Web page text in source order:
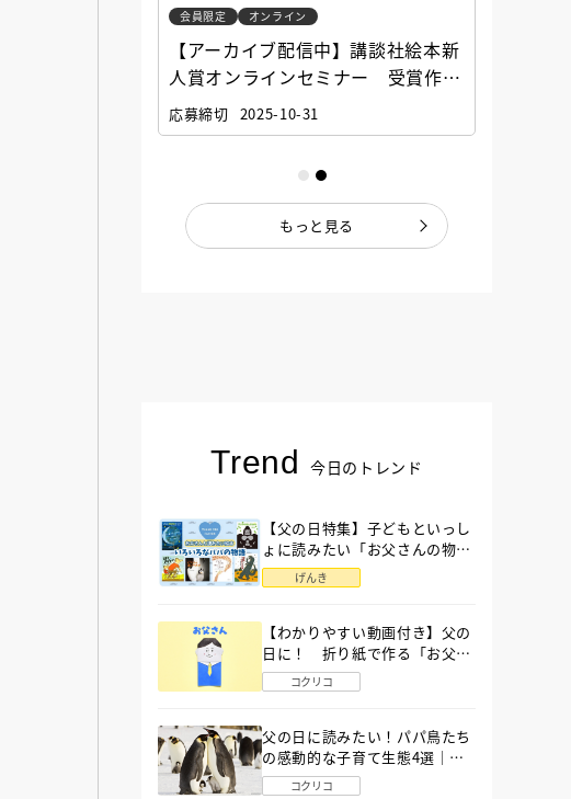
会員限定 オンライン
【アーカイブ配信中】講談社絵本新
人賞オンラインセミナー 受賞作家
と担当編集者が語る「絵本創作実践
講座」
応募締切 2025-10-31
もっと見る
Trend 今日のトレンド
【父の日特集】子どもといっし
ょに読みたい「お父さんの物
語」６選
げんき
【わかりやすい動画付き】父の
日に！ 折り紙で作る「お父さ
ん」の簡単な折り方
コクリコ
父の日に読みたい！パパ鳥たち
の感動的な子育て生態4選｜図
鑑MOVE
コクリコ